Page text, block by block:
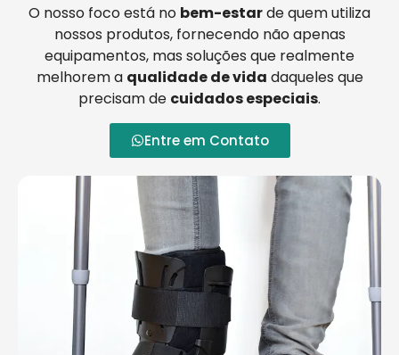
O nosso foco está no bem-estarde quem utiliza
nossos produtos, fornecendo não apenas
equipamentos, mas soluções que realmente
melhorem a qualidade de vida daqueles que
precisam de cuidados especiais.
Entre em Contato